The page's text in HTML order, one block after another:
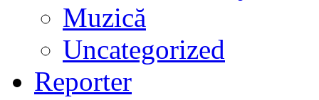
Muzică
Uncategorized
Reporter